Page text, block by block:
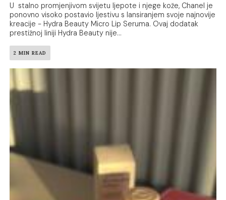
U stalno promjenjivom svijetu ljepote i njege kože, Chanel je
ponovno visoko postavio ljestivu s lansiranjem svoje najnovije
kreacije - Hydra Beauty Micro Lip Seruma. Ovaj dodatak
prestižnoj liniji Hydra Beauty nije...
2 MIN READ